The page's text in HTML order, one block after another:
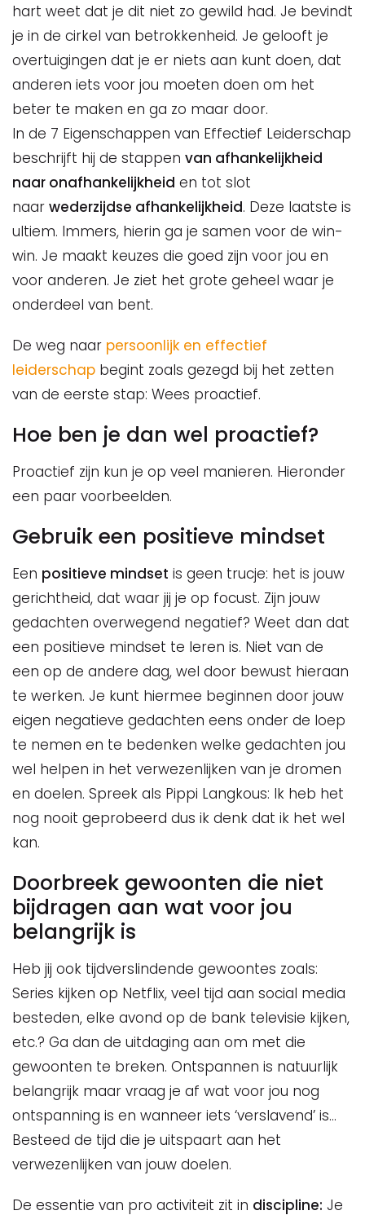
hart weet dat je dit niet zo gewild had. Je bevindt
je in de cirkel van betrokkenheid. Je gelooft je
overtuigingen dat je er niets aan kunt doen, dat
anderen iets voor jou moeten doen om het
beter te maken en ga zo maar door.
In de 7 Eigenschappen van Effectief Leiderschap
beschrijft hij de stappen van afhankelijkheid
naar onafhankelijkheid en tot slot
naar wederzijdse afhankelijkheid. Deze laatste is
ultiem. Immers, hierin ga je samen voor de win-
win. Je maakt keuzes die goed zijn voor jou en
voor anderen. Je ziet het grote geheel waar je
onderdeel van bent.
De weg naar persoonlijk en effectief
leiderschap begint zoals gezegd bij het zetten
van de eerste stap: Wees proactief.
Hoe ben je dan wel proactief?
Proactief zijn kun je op veel manieren. Hieronder
een paar voorbeelden.
Gebruik een positieve mindset
Een positieve mindset is geen trucje: het is jouw
gerichtheid, dat waar jij je op focust. Zijn jouw
gedachten overwegend negatief? Weet dan dat
een positieve mindset te leren is. Niet van de
een op de andere dag, wel door bewust hieraan
te werken. Je kunt hiermee beginnen door jouw
eigen negatieve gedachten eens onder de loep
te nemen en te bedenken welke gedachten jou
wel helpen in het verwezenlijken van je dromen
en doelen. Spreek als Pippi Langkous: Ik heb het
nog nooit geprobeerd dus ik denk dat ik het wel
kan.
Doorbreek gewoonten die niet
bijdragen aan wat voor jou
belangrijk is
Heb jij ook tijdverslindende gewoontes zoals:
Series kijken op Netflix, veel tijd aan social media
besteden, elke avond op de bank televisie kijken,
etc.? Ga dan de uitdaging aan om met die
gewoonten te breken. Ontspannen is natuurlijk
belangrijk maar vraag je af wat voor jou nog
ontspanning is en wanneer iets ‘verslavend’ is…
Besteed de tijd die je uitspaart aan het
verwezenlijken van jouw doelen.
De essentie van pro activiteit zit in discipline: Je